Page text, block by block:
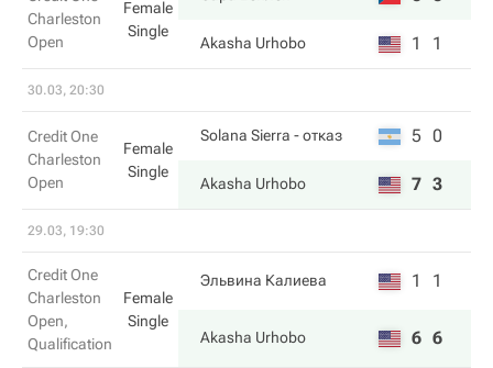
Charleston
Open
Female
Single
Akasha Urhobo 1 1
30.03, 20:30
Credit One
Charleston
Open
Female
Single
Solana Sierra - отказ 5 0
Akasha Urhobo 7 3
29.03, 19:30
Credit One
Charleston
Open,
Qualification
Female
Single
Эльвина Калиева 1 1
Akasha Urhobo 6 6